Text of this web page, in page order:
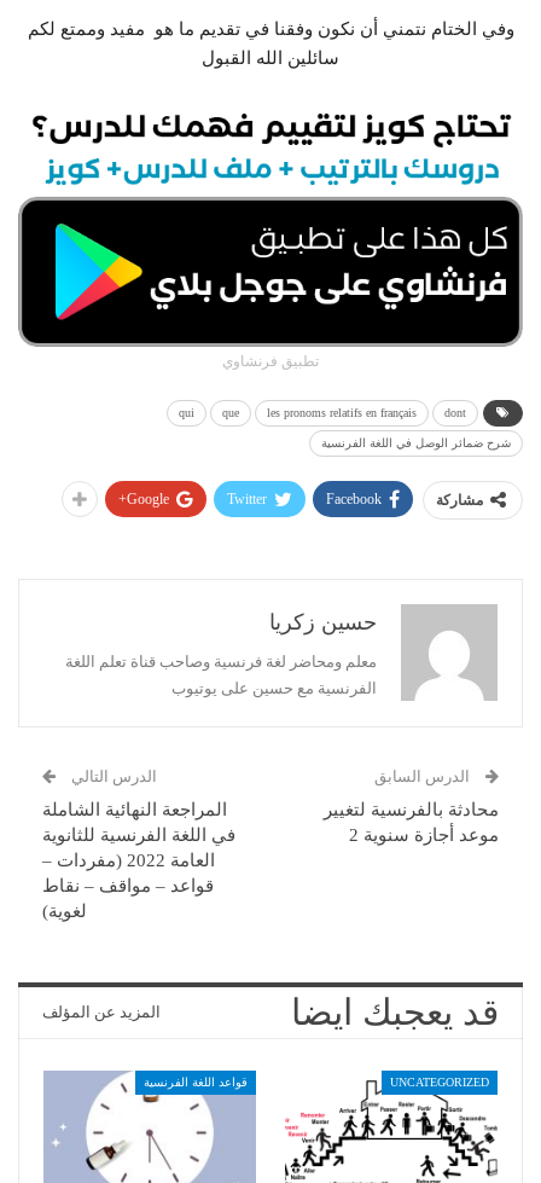
وفي الختام نتمني أن نكون وفقنا في تقديم ما هو مفيد وممتع لكم
سائلين الله القبول
تطبيق فرنشاوي
dont
les pronoms relatifs en français
que
qui
شرح ضمائر الوصل في اللغة الفرنسية
مشاركة Facebook
Twitter
Google+
حسين زكريا
معلم ومحاضر لغة فرنسية وصاحب قناة تعلم اللغة
الفرنسية مع حسين على يوتيوب
الدرس السابق
محادثة بالفرنسية لتغيير
موعد أجازة سنوية 2
الدرس التالي
المراجعة النهائية الشاملة
في اللغة الفرنسية للثانوية
العامة 2022 (مفردات –
قواعد – مواقف – نقاط
لغوية)
قد يعجبك ايضا المزيد عن المؤلف
UNCATEGORIZED قواعد اللغة الفرنسية